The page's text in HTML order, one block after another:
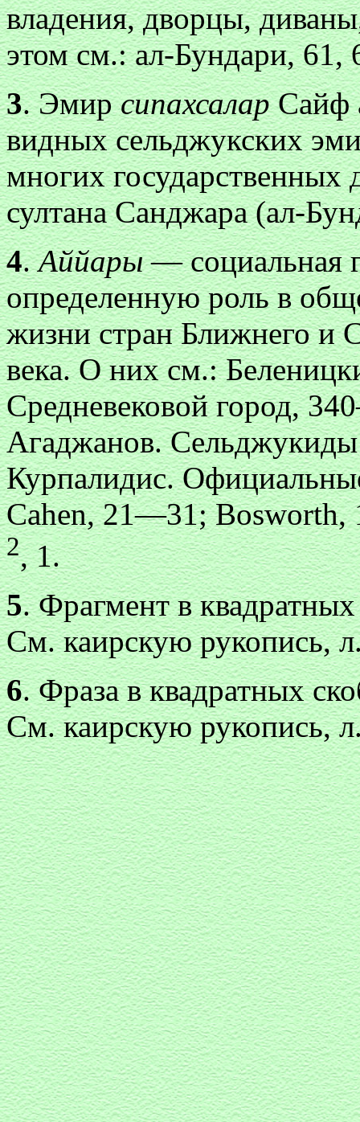
владения, дворцы,
этом см.: ал-Бундари, 61,
3. ЭмирсипахсаларСайф
видных сельджукских
многих государственных
султана Санджара (ал-
4.Аййары— социальная
определенную роль в
жизни стран Ближнего и
века. О них см.:
Средневековой город,
Агаджанов.
Курпалидис.
Cahen, 21—31;
2,1.
5. Фрагмент в квадратных
См. каирскую рукопись,
6. Фраза в квадратных
См. каирскую рукопись,